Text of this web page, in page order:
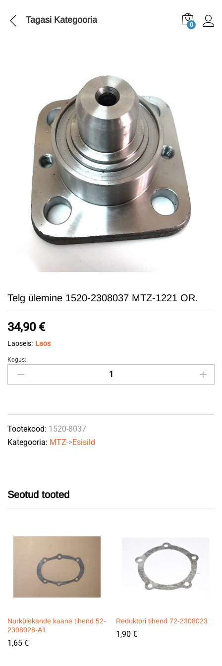
Tagasi Kategooria 0
Telg ülemine 1520-2308037 MTZ-1221 OR.
34,90 €
Laoseis: Laos
Telg
ülemine
MTZ-
1221
OR.
Kogus:
Tootekood: 1520-8037
Kategooria: MTZ->Esisild
Seotud tooted
Nurkülekande kaane tihend 52-
2308028-A1
1,65 €
Reduktori tihend 72-2308023
1,90 €